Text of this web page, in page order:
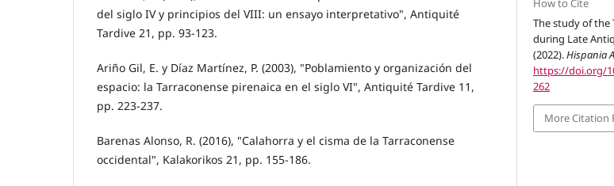
del siglo IV y principios del VIII: un ensayo interpretativo", Antiquité
Tardive 21, pp. 93-123.
Ariño Gil, E. y Díaz Martínez, P. (2003), "Poblamiento y organización del
espacio: la Tarraconense pirenaica en el siglo VI", Antiquité Tardive 11,
pp. 223-237.
Barenas Alonso, R. (2016), "Calahorra y el cisma de la Tarraconense
occidental", Kalakorikos 21, pp. 155-186.
How to Cite
The study of the
during Late
(2022).Hispania
https://doi.org/
262
More Citation